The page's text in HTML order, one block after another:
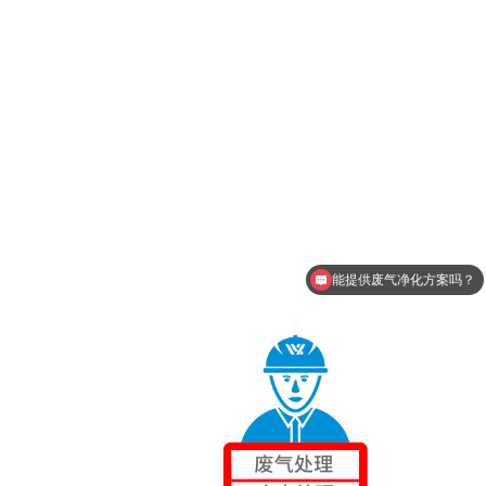
能提供废气净化方案吗？